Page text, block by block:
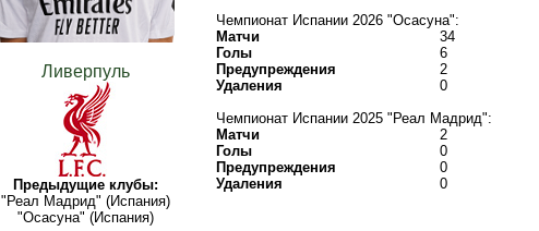
Ливерпуль
Предыдущие клубы:
"Реал Мадрид" (Испания)
"Осасуна" (Испания)
Чемпионат Испании 2026 "Осасуна":
Матчи
34
Голы
6
Предупреждения
2
Удаления
0
Чемпионат Испании 2025 "Реал Мадрид":
Матчи
2
Голы
0
Предупреждения
0
Удаления
0